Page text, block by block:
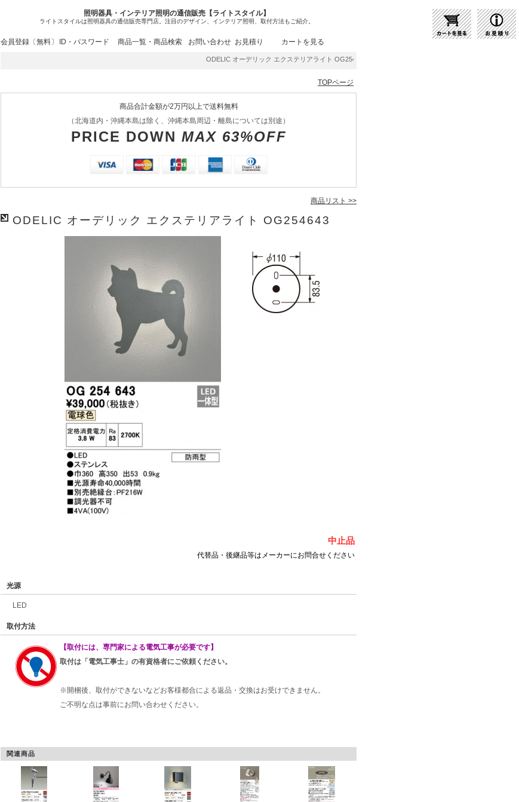
照明器具・インテリア照明の通信販売【ライトスタイル】
ライトスタイルは照明器具の通信販売専門店。注目のデザイン、インテリア照明、取付方法もご紹介。
会員登録〔無料〕 ID・パスワード 商品一覧・商品検索 お問い合わせ お見積り カートを見る
ODELIC オーデリック エクステリアライト OG254643 | 商品紹介 | 照明器具の通販・インテリア照明の通信
TOPページ
商品合計金額が2万円以上で送料無料
（北海道内・沖縄本島は除く、沖縄本島周辺・離島については別途）
PRICE DOWN MAX 63%OFF
商品リスト >>
ODELIC オーデリック エクステリアライト OG254643
中止品
代替品・後継品等はメーカーにお問合せください
光源
LED
取付方法
【取付には、専門家による電気工事が必要です】
取付は「電気工事士」の有資格者にご依頼ください。
※開梱後、取付ができないなどお客様都合による返品・交換はお受けできません。
ご不明な点は事前にお問い合わせください。
関連商品